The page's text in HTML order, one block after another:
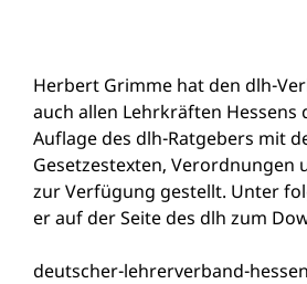
Herbert Grimme hat den dlh-
auch allen Lehrkräften Hessens
Auflage des dlh-Ratgebers mit
Gesetzestexten, Verordnungen
zur Verfügung gestellt. Unter
er auf der Seite des dlh zum
deutscher-lehrerverband-